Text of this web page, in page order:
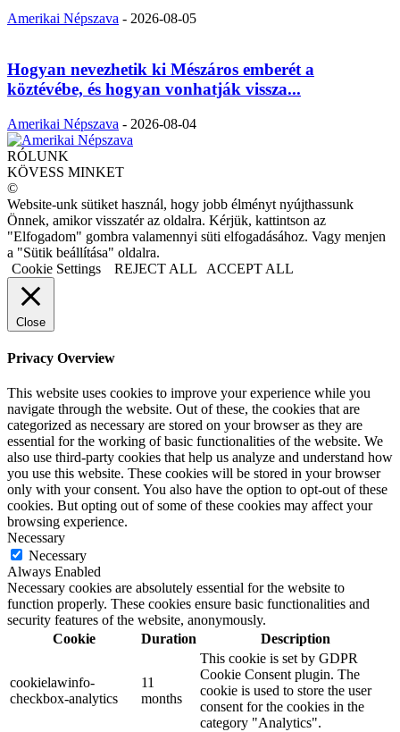
Amerikai Népszava - 2026-08-05
Hogyan nevezhetik ki Mészáros emberét a
köztévébe, és hogyan vonhatják vissza...
Amerikai Népszava - 2026-08-04
RÓLUNK
KÖVESS MINKET
©
Website-unk sütiket használ, hogy jobb élményt nyújthassunk
Önnek, amikor visszatér az oldalra. Kérjük, kattintson az
"Elfogadom" gombra valamennyi süti elfogadásához. Vagy menjen
a "Sütik beállítása" oldalra.
Cookie Settings
REJECT ALL ACCEPT ALL
Close
Privacy Overview
This website uses cookies to improve your experience while you
navigate through the website. Out of these, the cookies that are
categorized as necessary are stored on your browser as they are
essential for the working of basic functionalities of the website. We
also use third-party cookies that help us analyze and understand how
you use this website. These cookies will be stored in your browser
only with your consent. You also have the option to opt-out of these
cookies. But opting out of some of these cookies may affect your
browsing experience.
Necessary
Necessary
Always Enabled
Necessary cookies are absolutely essential for the website to
function properly. These cookies ensure basic functionalities and
security features of the website, anonymously.
Cookie
Duration Description
cookielawinfo-
checkbox-analytics
11
months
This cookie is set by GDPR
Cookie Consent plugin. The
cookie is used to store the user
consent for the cookies in the
category "Analytics".